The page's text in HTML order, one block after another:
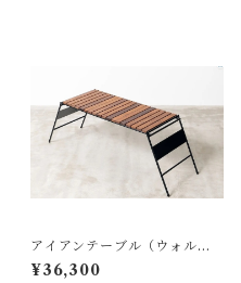
アイアンテーブル（ウォルナ
ット版）
¥36,300